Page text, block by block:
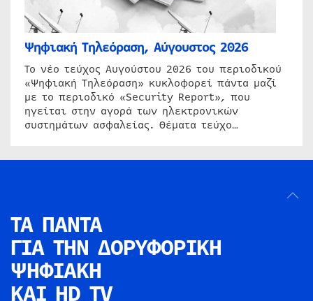
Ψηφιακή Τηλεόραση, Αύγουστος 2026
Το νέο τεύχος Αυγούστου 2026 του περιοδικού
«Ψηφιακή Τηλεόραση» κυκλοφορεί πάντα μαζί
με το περιοδικό «Security Report», που
ηγείται στην αγορά των ηλεκτρονικών
συστημάτων ασφαλείας. Θέματα τεύχο…
ΤΑ ΠΑΝΤΑ
ΓΙΑ ΤΗΝ ΔΟΡΥΦΟΡΙΚΗ
ΨΗΦΙΑΚΗ
ΚΑΙ HD TV